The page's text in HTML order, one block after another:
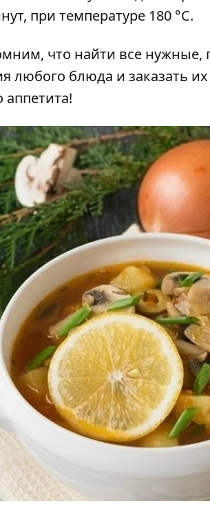
при температуре 180 °С.
что найти все нужные,
любого блюда и заказать
аппетита!